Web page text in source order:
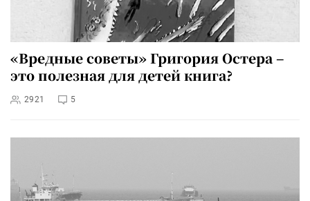
«Вредные советы» Григория Остера –
это полезная для детей книга?
2921 5